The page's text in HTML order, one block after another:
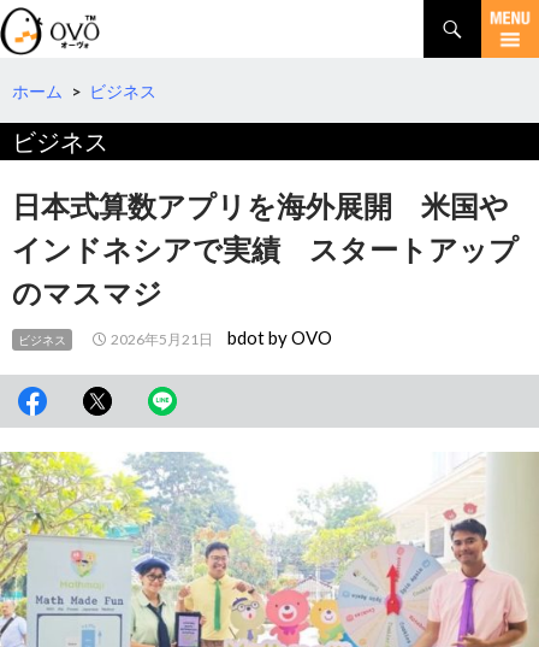
検
索
コ
テ
へ
ホーム > ビジネス
ビジネス
日本式算数アプリを海外展開 米国や
インドネシアで実績 スタートアップ
のマスマジ
ビジネス 2026年5月21日 bdot by OVO